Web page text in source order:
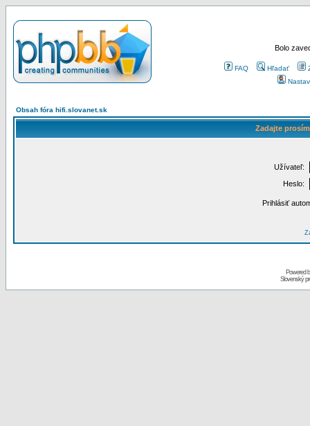
Bolo
FAQ Hľadať
Obsah fóra hifi.slovanet.sk
Zadajte
Užívateľ:
Heslo:
Prihlásiť
Powered
Slovenský